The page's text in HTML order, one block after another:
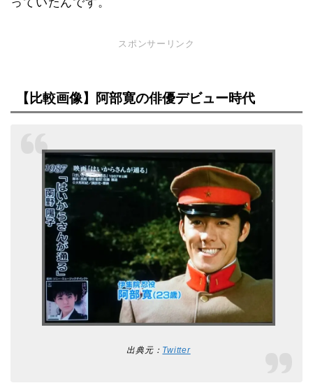
っていたんです。
スポンサーリンク
【比較画像】阿部寛の俳優デビュー時代
出典元： Twitter